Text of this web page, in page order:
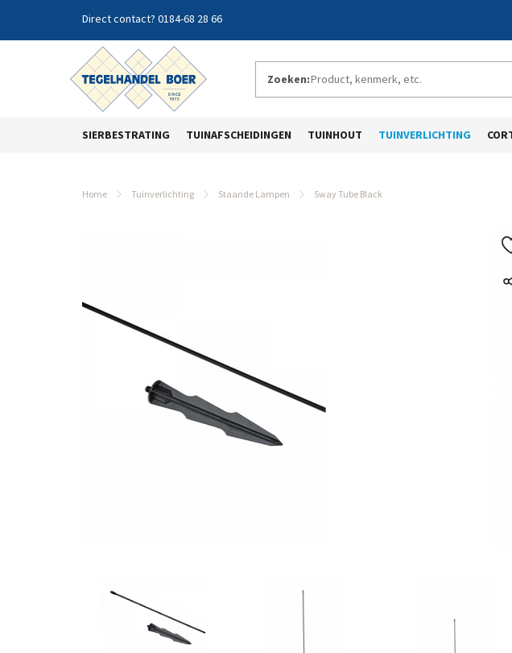
0184-68 28 66
Zoeken:
SIERBESTRATING TUINAFSCHEIDINGEN TUINHOUT TUINVERLICHTING
Home Tuinverlichting Staande Lampen Sway Tube Black